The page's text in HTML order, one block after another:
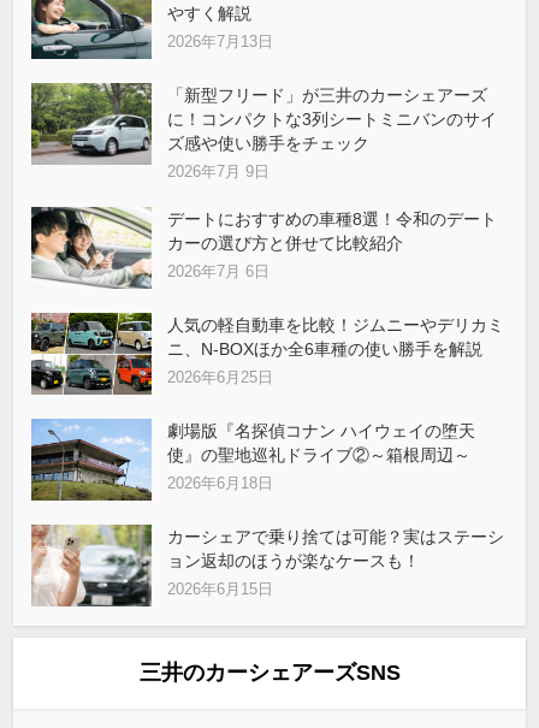
やすく解説
2026年7月13日
「新型フリード」が三井のカーシェアーズ
に！コンパクトな3列シートミニバンのサイ
ズ感や使い勝手をチェック
2026年7月 9日
デートにおすすめの車種8選！令和のデート
カーの選び方と併せて比較紹介
2026年7月 6日
人気の軽自動車を比較！ジムニーやデリカミ
ニ、N-BOXほか全6車種の使い勝手を解説
2026年6月25日
劇場版『名探偵コナン ハイウェイの堕天
使』の聖地巡礼ドライブ②～箱根周辺～
2026年6月18日
カーシェアで乗り捨ては可能？実はステーシ
ョン返却のほうが楽なケースも！
2026年6月15日
三井のカーシェアーズSNS